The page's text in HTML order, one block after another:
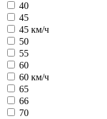
40
45
45 км/ч
50
55
60
60 км/ч
65
66
70